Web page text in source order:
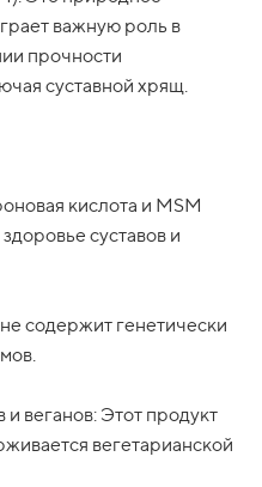
важную роль в
прочности
суставной хрящ.
кислота и MSM
суставов и
содержит генетически
веганов: Этот продукт
вегетарианской